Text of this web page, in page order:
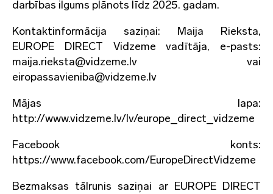
darbības ilgums plānots līdz 2025. gadam.
Kontaktinformācija saziņai: Maija Rieksta,
EUROPE DIRECT Vidzeme vadītāja, e-pasts:
maija.rieksta@vidzeme.lv vai
eiropassavieniba@vidzeme.lv
Mājas lapa:
http://www.vidzeme.lv/lv/europe_direct_vidzeme
Facebook konts:
https://www.facebook.com/EuropeDirectVidzeme
Bezmaksas tālrunis saziņai ar EUROPE DIRECT